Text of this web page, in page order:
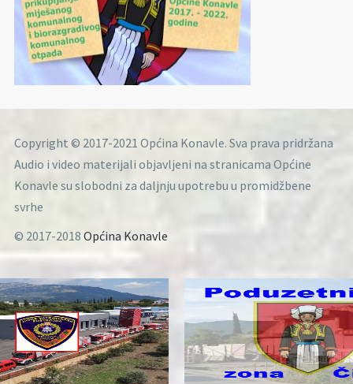
Copyright © 2017-2021 Općina Konavle. Sva prava pridržana
Audio i video materijali objavljeni na stranicama Općine
Konavle su slobodni za daljnju upotrebu u promidžbene
svrhe
© 2017-2018 Općina Konavle